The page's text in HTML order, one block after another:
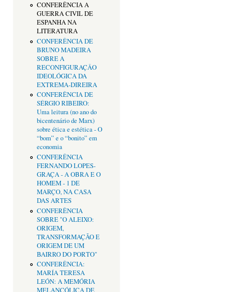
CONFERÊNCIA A
GUERRA CIVIL DE
ESPANHA NA
LITERATURA
CONFERÊNCIA DE
BRUNO MADEIRA
SOBRE A
RECONFIGURAÇÂO
IDEOLÓGICA DA
EXTREMA-DIREIRA
CONFERÊNCIA DE
SÉRGIO RIBEIRO:
Uma leitura (no ano do
bicentenário de Marx)
sobre ética e estética - O
“bom” e o “bonito” em
economia
CONFERÊNCIA
FERNANDO LOPES-
GRAÇA - A OBRA E O
HOMEM - 1 DE
MARÇO, NA CASA
DAS ARTES
CONFERÊNCIA
SOBRE "O ALEIXO:
ORIGEM,
TRANSFORMAÇÃO E
ORIGEM DE UM
BAIRRO DO PORTO"
CONFERÊNCIA:
MARÍA TERESA
LEÓN: A MEMÓRIA
MELANCÓLICA DE